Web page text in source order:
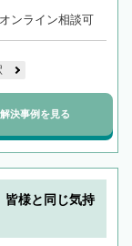
ンライン相談可
解決事例を見る
皆様と同じ気持